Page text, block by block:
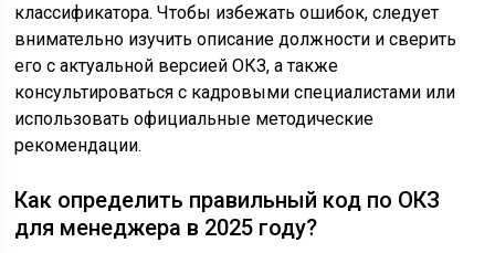
классификатора. Чтобы избежать ошибок, следует
внимательно изучить описание должности и сверить
его с актуальной версией ОКЗ, а также
консультироваться с кадровыми специалистами или
использовать официальные методические
рекомендации.
Как определить правильный код по ОКЗ
для менеджера в 2025 году?